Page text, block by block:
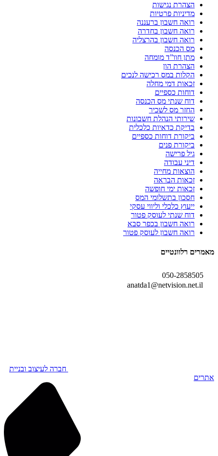
הצהרת נגישות
מדיניות פרטיות
רואה חשבון ברעננה
רואה חשבון בחדרה
רואה חשבון בהרצליה
מס הכנסה
מתן חוו”ד מומחה
הצהרת הון
הקלות במס רכישה לנכים
זכאות דמי מחלה
דוחות כספיים
דוח שנתי מס הכנסה
החזר מס לשכיר
שירותי הנהלת חשבונות
בדיקת כדאיות כלכלית
ביקורת דוחות כספיים
ביקורת פנים
גיל פרישה
דיני עבודה
הוצאות מחייה
זכאות הבראה
זכאות ימי חופשה
חסכון בתשלומי המס
ייעוץ כלכלי וליווי עסקי
דוח שנתי לעוסק פטור
רואה חשבון בכפר סבא
רואה חשבון לעוסק פטור
מאמרים רלוונטיים
050-2858505
anatda1@netvision.net.il
חברה לעיצוב ובניית
אתרים